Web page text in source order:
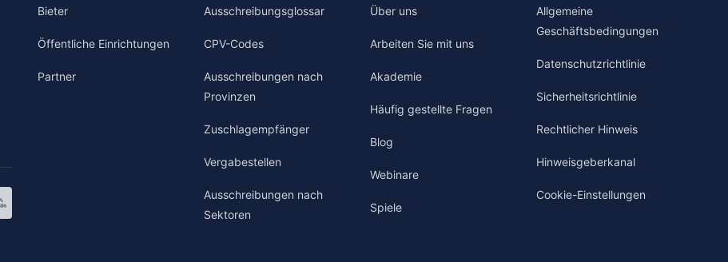
Bieter
Öffentliche Einrichtungen
Partner
Ausschreibungsglossar
CPV-Codes
Ausschreibungen nach
Provinzen
Zuschlagempfänger
Vergabestellen
Ausschreibungen nach
Sektoren
Über uns
Arbeiten Sie mit uns
Akademie
Häufig gestellte Fragen
Blog
Webinare
Spiele
Allgemeine
Geschäftsbedingungen
Datenschutzrichtlinie
Sicherheitsrichtlinie
Rechtlicher Hinweis
Hinweisgeberkanal
Cookie-Einstellungen